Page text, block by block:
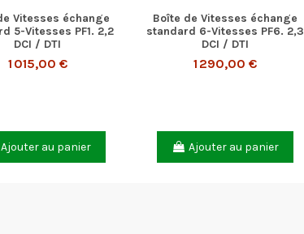
Vitesses échange
5-Vitesses PF1. 2,2
DCI / DTI
1 015,00 €
Ajouter au panier
Boîte de Vitesses échange
standard 6-Vitesses PF6. 2,3
DCI / DTI
1 290,00 €
Ajouter au panier